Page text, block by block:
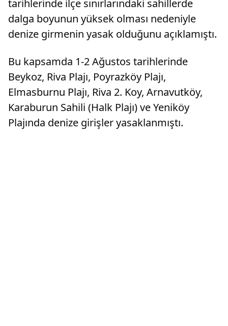
tarihlerinde ilçe sınırlarındaki sahillerde
dalga boyunun yüksek olması nedeniyle
denize girmenin yasak olduğunu açıklamıştı.
Bu kapsamda 1-2 Ağustos tarihlerinde
Beykoz, Riva Plajı, Poyrazköy Plajı,
Elmasburnu Plajı, Riva 2. Koy, Arnavutköy,
Karaburun Sahili (Halk Plajı) ve Yeniköy
Plajında denize girişler yasaklanmıştı.